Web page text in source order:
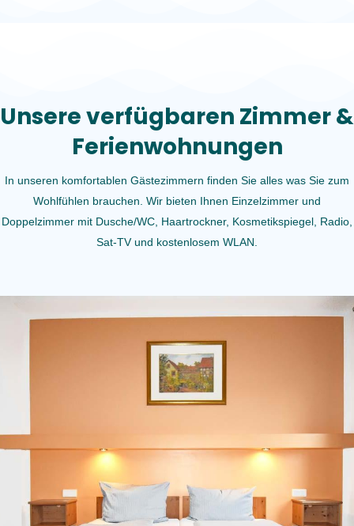
Unsere verfügbaren Zimmer &
Ferienwohnungen
In unseren komfortablen Gästezimmern finden Sie alles was Sie zum
Wohlfühlen brauchen. Wir bieten Ihnen Einzelzimmer und
Doppelzimmer mit Dusche/WC, Haartrockner, Kosmetikspiegel, Radio,
Sat-TV und kostenlosem WLAN.